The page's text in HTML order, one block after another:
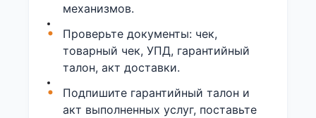
механизмов.
Проверьте документы: чек,
товарный чек, УПД, гарантийный
талон, акт доставки.
Подпишите гарантийный талон и
акт выполненных услуг, поставьте